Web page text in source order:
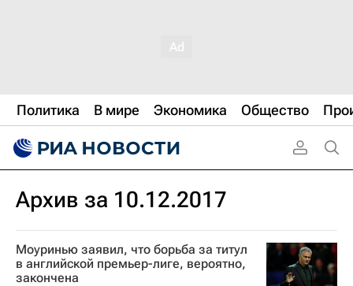
Политика В мире Экономика Общество
Архив за 10.12.2017
Моуринью заявил, что борьба за титул
в английской премьер-лиге, вероятно,
закончена